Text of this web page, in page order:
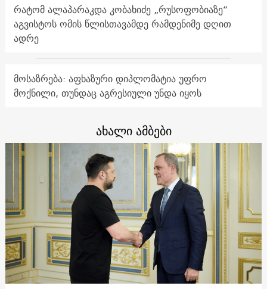
რატომ ალაპარაკდა კობახიძე „რუსოფობიაზე“
აგვისტოს ომის წლისთავამდე რამდენიმე დღით
ადრე
მოსაზრება: აფხაზური დიპლომატია უფრო
მოქნილი, თუნდაც აგრესიული უნდა იყოს
ახალი ამბები